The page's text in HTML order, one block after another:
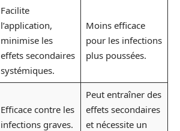
Facilite
l’application,
minimise les
effets secondaires
systémiques.
Moins efficace
pour les infections
plus poussées.
Efficace contre les
infections graves.
Peut entraîner des
effets secondaires
et nécessite un